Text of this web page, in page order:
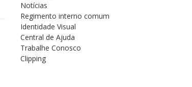
Notícias
Regimento interno comum
Identidade Visual
Central de Ajuda
Trabalhe Conosco
Clipping